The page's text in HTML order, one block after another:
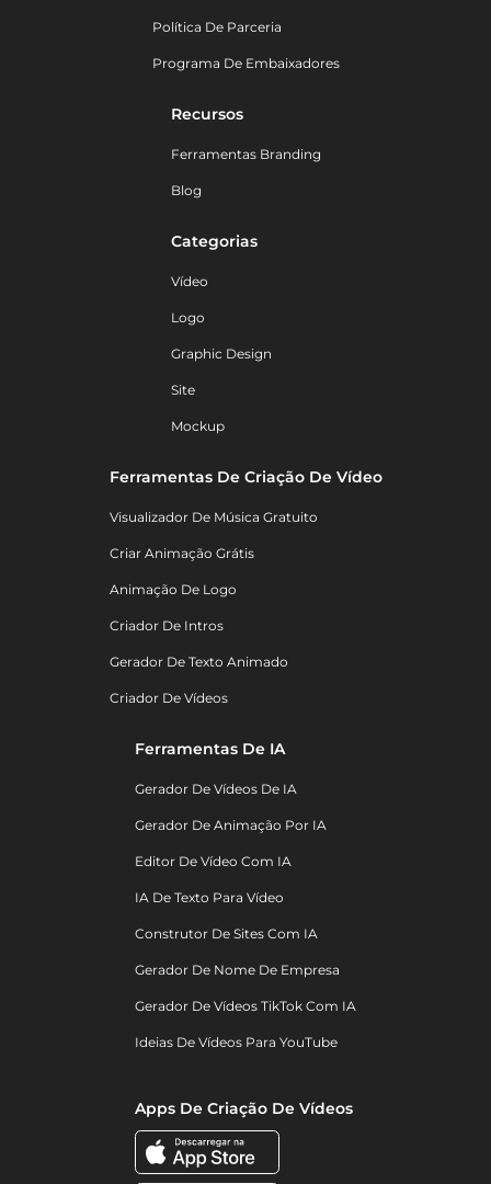
Política De Parceria
Programa De Embaixadores
Recursos
Ferramentas Branding
Blog
Categorias
Vídeo
Logo
Graphic Design
Site
Mockup
Ferramentas De Criação De Vídeo
Visualizador De Música Gratuito
Criar Animação Grátis
Animação De Logo
Criador De Intros
Gerador De Texto Animado
Criador De Vídeos
Ferramentas De IA
Gerador De Vídeos De IA
Gerador De Animação Por IA
Editor De Vídeo Com IA
IA De Texto Para Vídeo
Construtor De Sites Com IA
Gerador De Nome De Empresa
Gerador De Vídeos TikTok Com IA
Ideias De Vídeos Para YouTube
Apps De Criação De Vídeos